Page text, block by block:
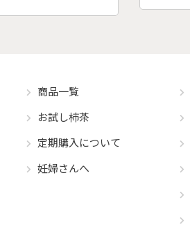
商品一覧
お試し柿茶
定期購入について
妊婦さんへ